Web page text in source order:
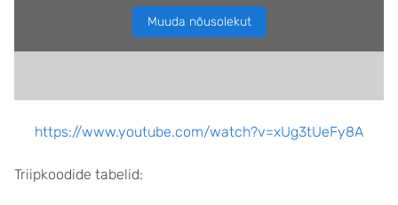
Muuda nõusolekut
https://www.youtube.com/watch?v=xUg3tUeFy8A
Triipkoodide tabelid: